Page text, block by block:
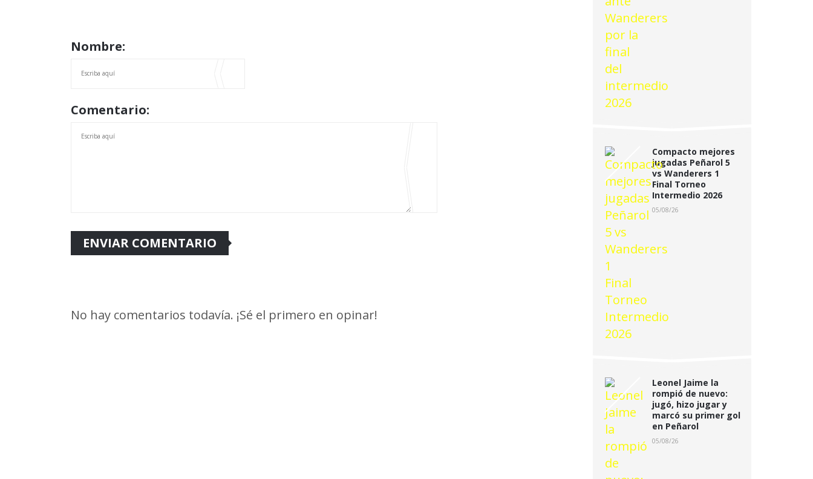
Nombre:
Comentario:
No hay comentarios todavía. ¡Sé el primero en opinar!
Compacto mejores
jugadas Peñarol 5
vs Wanderers 1
Final Torneo
Intermedio 2026
05/08/26
Leonel Jaime la
rompió de nuevo:
jugó, hizo jugar y
marcó su primer gol
en Peñarol
05/08/26